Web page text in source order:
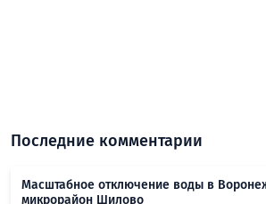
Последние комментарии
Масштабное отключение воды в
микрорайон Шилово